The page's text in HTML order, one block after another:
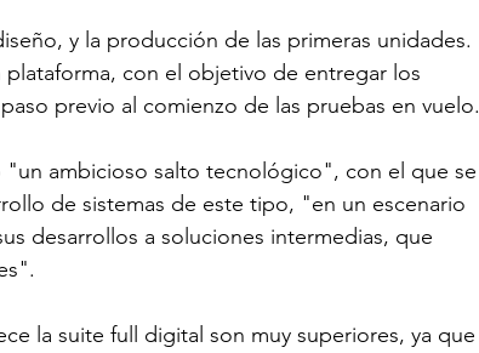
y la producción de las primeras unidades.
con el objetivo de entregar los
previo al comienzo de las pruebas en vuelo.
ambicioso salto tecnológico", con el que se
de sistemas de este tipo, "en un escenario
desarrollos a soluciones intermedias, que
la suite full digital son muy superiores, ya que